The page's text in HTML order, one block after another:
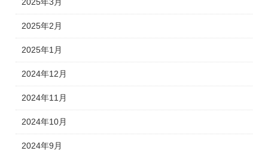
2025年2月
2025年1月
2024年12月
2024年11月
2024年10月
2024年9月